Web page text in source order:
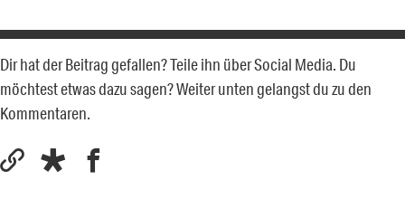
Dir hat der Beitrag gefallen? Teile ihn über Social Media. Du
möchtest etwas dazu sagen? Weiter unten gelangst du zu den
Kommentaren.